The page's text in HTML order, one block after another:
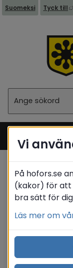
Suomeksi Tyck till
Startsida
/ Projekt
Vi
På hofors.se
(kakor) för att
bra sätt för
Läs mer om